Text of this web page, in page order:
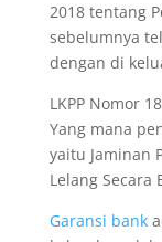
2018 tentang
sebelumnya
dengan di
LKPP Nomor
Yang mana
yaitu Jaminan
Lelang Secara
Garansi bank